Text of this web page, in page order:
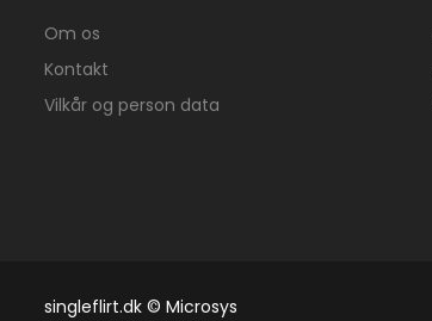
Om os
Kontakt
Vilkår og person data
singleflirt.dk © Microsys